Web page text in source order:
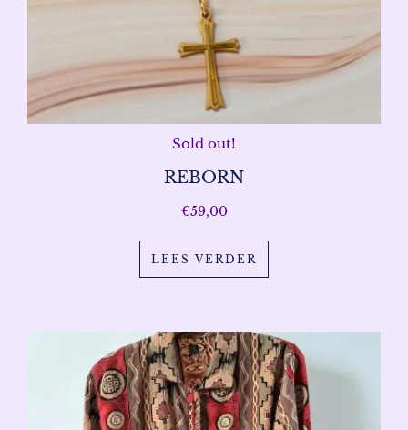
Sold out!
REBORN
€59,00
LEES VERDER